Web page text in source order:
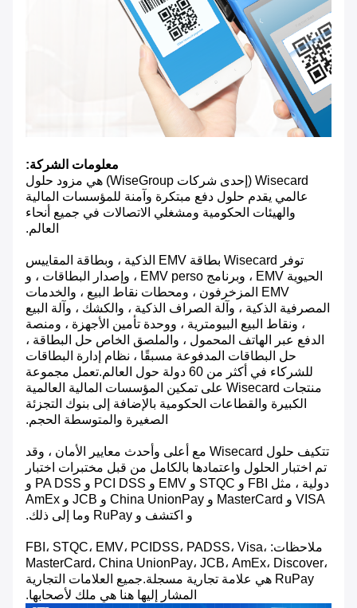
معلومات الشركة:
Wisecard (إحدى شركات WiseGroup) هي مزود حلول
عالمي يقدم حلول دفع مبتكرة وآمنة للمؤسسات المالية
والهيئات الحكومية ومشغلي الاتصالات في جميع أنحاء
العالم.
توفر Wisecard بطاقة EMV الذكية ، وبطاقة المقاييس
الحيوية EMV ، وبرنامج EMV perso ، وإصدار البطاقات ، و
EMV المزخرفون ، ومحطات نقاط البيع ، والخدمات
المصرفية الذكية ، وآلة الصراف الذكية ، والكشك ، وآلة البيع
، ونقاط البيع البيومترية ، ووحدة تأمين الأجهزة ، ومنصة
الدفع عبر الهاتف المحمول ، والملصق الخاص حل البطاقة ،
حل البطاقات المدفوعة مسبقًا ، نظام إدارة البطاقات
للشركاء في أكثر من 60 دولة حول العالم.تعمل مجموعة
منتجات Wisecard على تمكين المؤسسات المالية العالمية
الكبيرة والقطاعات الحكومية بالإضافة إلى بنوك التجزئة
الصغيرة والمتوسطة الحجم.
تتكيف حلول Wisecard مع أعلى وأحدث معايير الأمان ، وقد
تم اختبار الحلول واعتمادها بالكامل من قبل مختبرات اختبار
دولية ، مثل FBI و STQC و EMV و PCI DSS و PA DSS و
VISA و MasterCard و China UnionPay و JCB و AmEx
و اكتشف و RuPay وما إلى ذلك.
ملاحظات: FBI، STQC، EMV، PCIDSS، PADSS، Visa،
MasterCard، China UnionPay، JCB، AmEx، Discover،
RuPay هي علامة تجارية مسجلة.جميع العلامات التجارية
المشار إليها هنا هي ملك لأصحابها.